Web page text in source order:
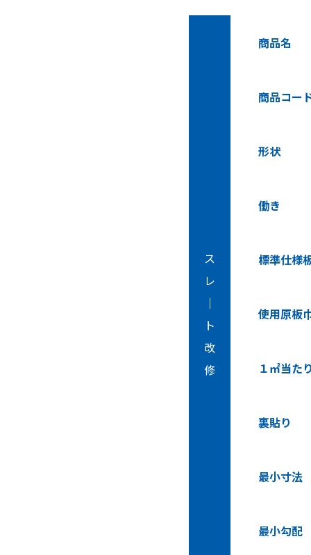
ス
レ
｜
ト
改
修
商品名
商品コー
形状
働き
標準仕様
使用原板
１㎡当た
裏貼り
最小寸法
最小勾配